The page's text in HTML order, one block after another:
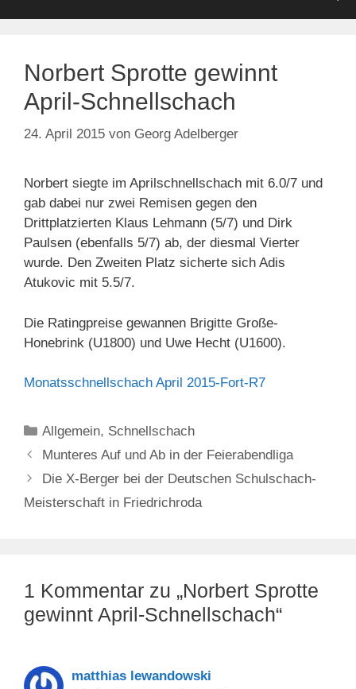
Norbert Sprotte gewinnt
April-Schnellschach
24. April 2015 von Georg Adelberger
Norbert siegte im Aprilschnellschach mit 6.0/7 und
gab dabei nur zwei Remisen gegen den
Drittplatzierten Klaus Lehmann (5/7) und Dirk
Paulsen (ebenfalls 5/7) ab, der diesmal Vierter
wurde. Den Zweiten Platz sicherte sich Adis
Atukovic mit 5.5/7.
Die Ratingpreise gewannen Brigitte Große-
Honebrink (U1800) und Uwe Hecht (U1600).
Monatsschnellschach April 2015-Fort-R7
Kategorien
Allgemein, Schnellschach
Munteres Auf und Ab in der Feierabendliga
Die X-Berger bei der Deutschen Schulschach-
Meisterschaft in Friedrichroda
1 Kommentar zu „Norbert Sprotte
gewinnt April-Schnellschach“
matthias lewandowski